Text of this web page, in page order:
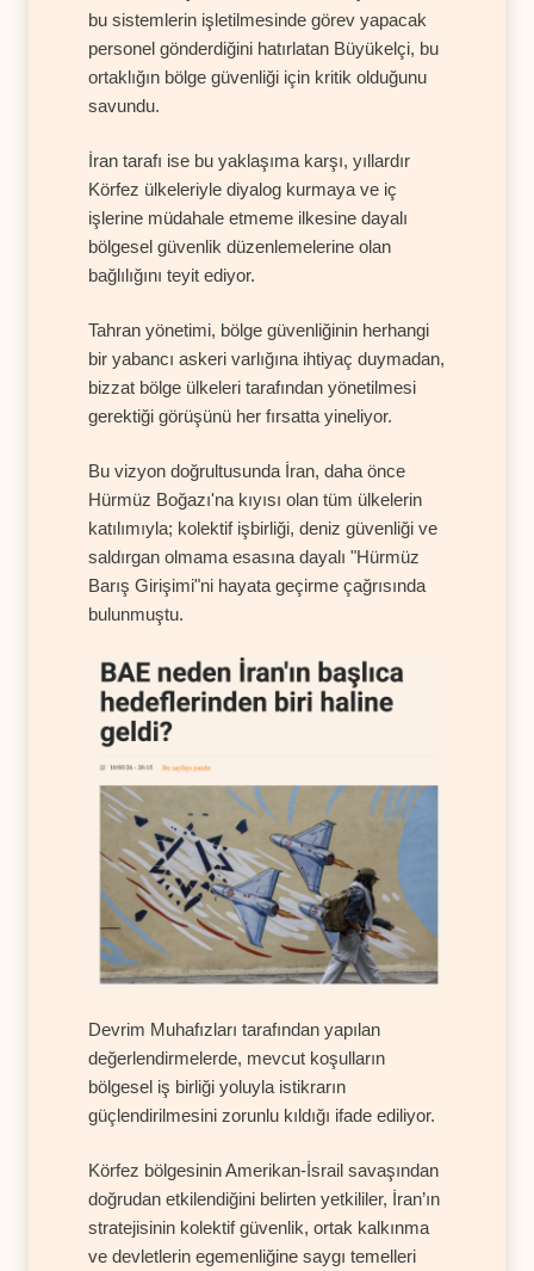
bu sistemlerin işletilmesinde görev yapacak
personel gönderdiğini hatırlatan Büyükelçi, bu
ortaklığın bölge güvenliği için kritik olduğunu
savundu.
İran tarafı ise bu yaklaşıma karşı, yıllardır
Körfez ülkeleriyle diyalog kurmaya ve iç
işlerine müdahale etmeme ilkesine dayalı
bölgesel güvenlik düzenlemelerine olan
bağlılığını teyit ediyor.
Tahran yönetimi, bölge güvenliğinin herhangi
bir yabancı askeri varlığına ihtiyaç duymadan,
bizzat bölge ülkeleri tarafından yönetilmesi
gerektiği görüşünü her fırsatta yineliyor.
Bu vizyon doğrultusunda İran, daha önce
Hürmüz Boğazı'na kıyısı olan tüm ülkelerin
katılımıyla; kolektif işbirliği, deniz güvenliği ve
saldırgan olmama esasına dayalı "Hürmüz
Barış Girişimi"ni hayata geçirme çağrısında
bulunmuştu.
Devrim Muhafızları tarafından yapılan
değerlendirmelerde, mevcut koşulların
bölgesel iş birliği yoluyla istikrarın
güçlendirilmesini zorunlu kıldığı ifade ediliyor.
Körfez bölgesinin Amerikan-İsrail savaşından
doğrudan etkilendiğini belirten yetkililer, İran’ın
stratejisinin kolektif güvenlik, ortak kalkınma
ve devletlerin egemenliğine saygı temelleri